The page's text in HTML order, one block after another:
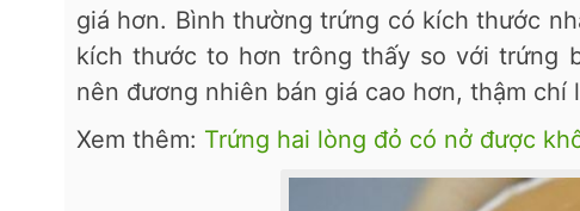
giá hơn. Bình thường trứng có kích thước
kích thước to hơn trông thấy so với trứng
nên đương nhiên bán giá cao hơn, thậm
Xem thêm: Trứng hai lòng đỏ có nở được